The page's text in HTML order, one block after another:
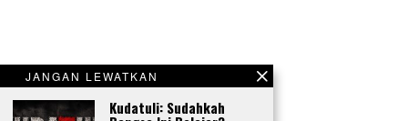
JANGAN LEWATKAN
Kudatuli: Sudahkah